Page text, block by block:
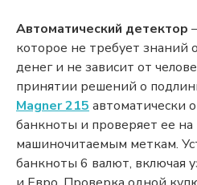
Автоматический детектор
которое не требует знаний
денег и не зависит от
принятии решений о
Magner 215 автоматически
банкноты и проверяет ее на
машиночитаемым меткам.
банкноты 6 валют, включая